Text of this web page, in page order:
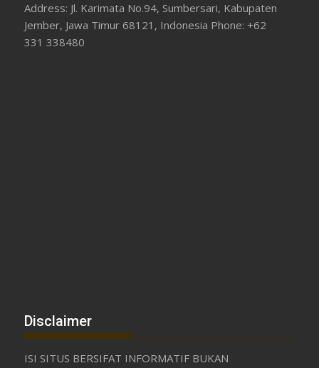
Address: Jl. Karimata No.94, Sumbersari, Kabupaten
Jember, Jawa Timur 68121, Indonesia Phone: +62
331 338480
Disclaimer
ISI SITUS BERSIFAT INFORMATIF BUKAN